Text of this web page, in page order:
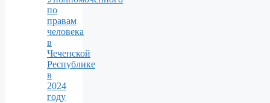
по
правам
человека
в
Чеченской
Республике
в
2024
году